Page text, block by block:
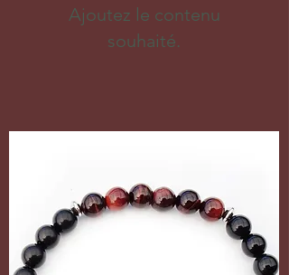
Ajoutez le contenu
souhaité.